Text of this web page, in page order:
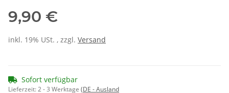
9,90 €
inkl. 19% USt. , zzgl. Versand
Sofort verfügbar
Lieferzeit:2 - 3 Werktage (DE - Ausland